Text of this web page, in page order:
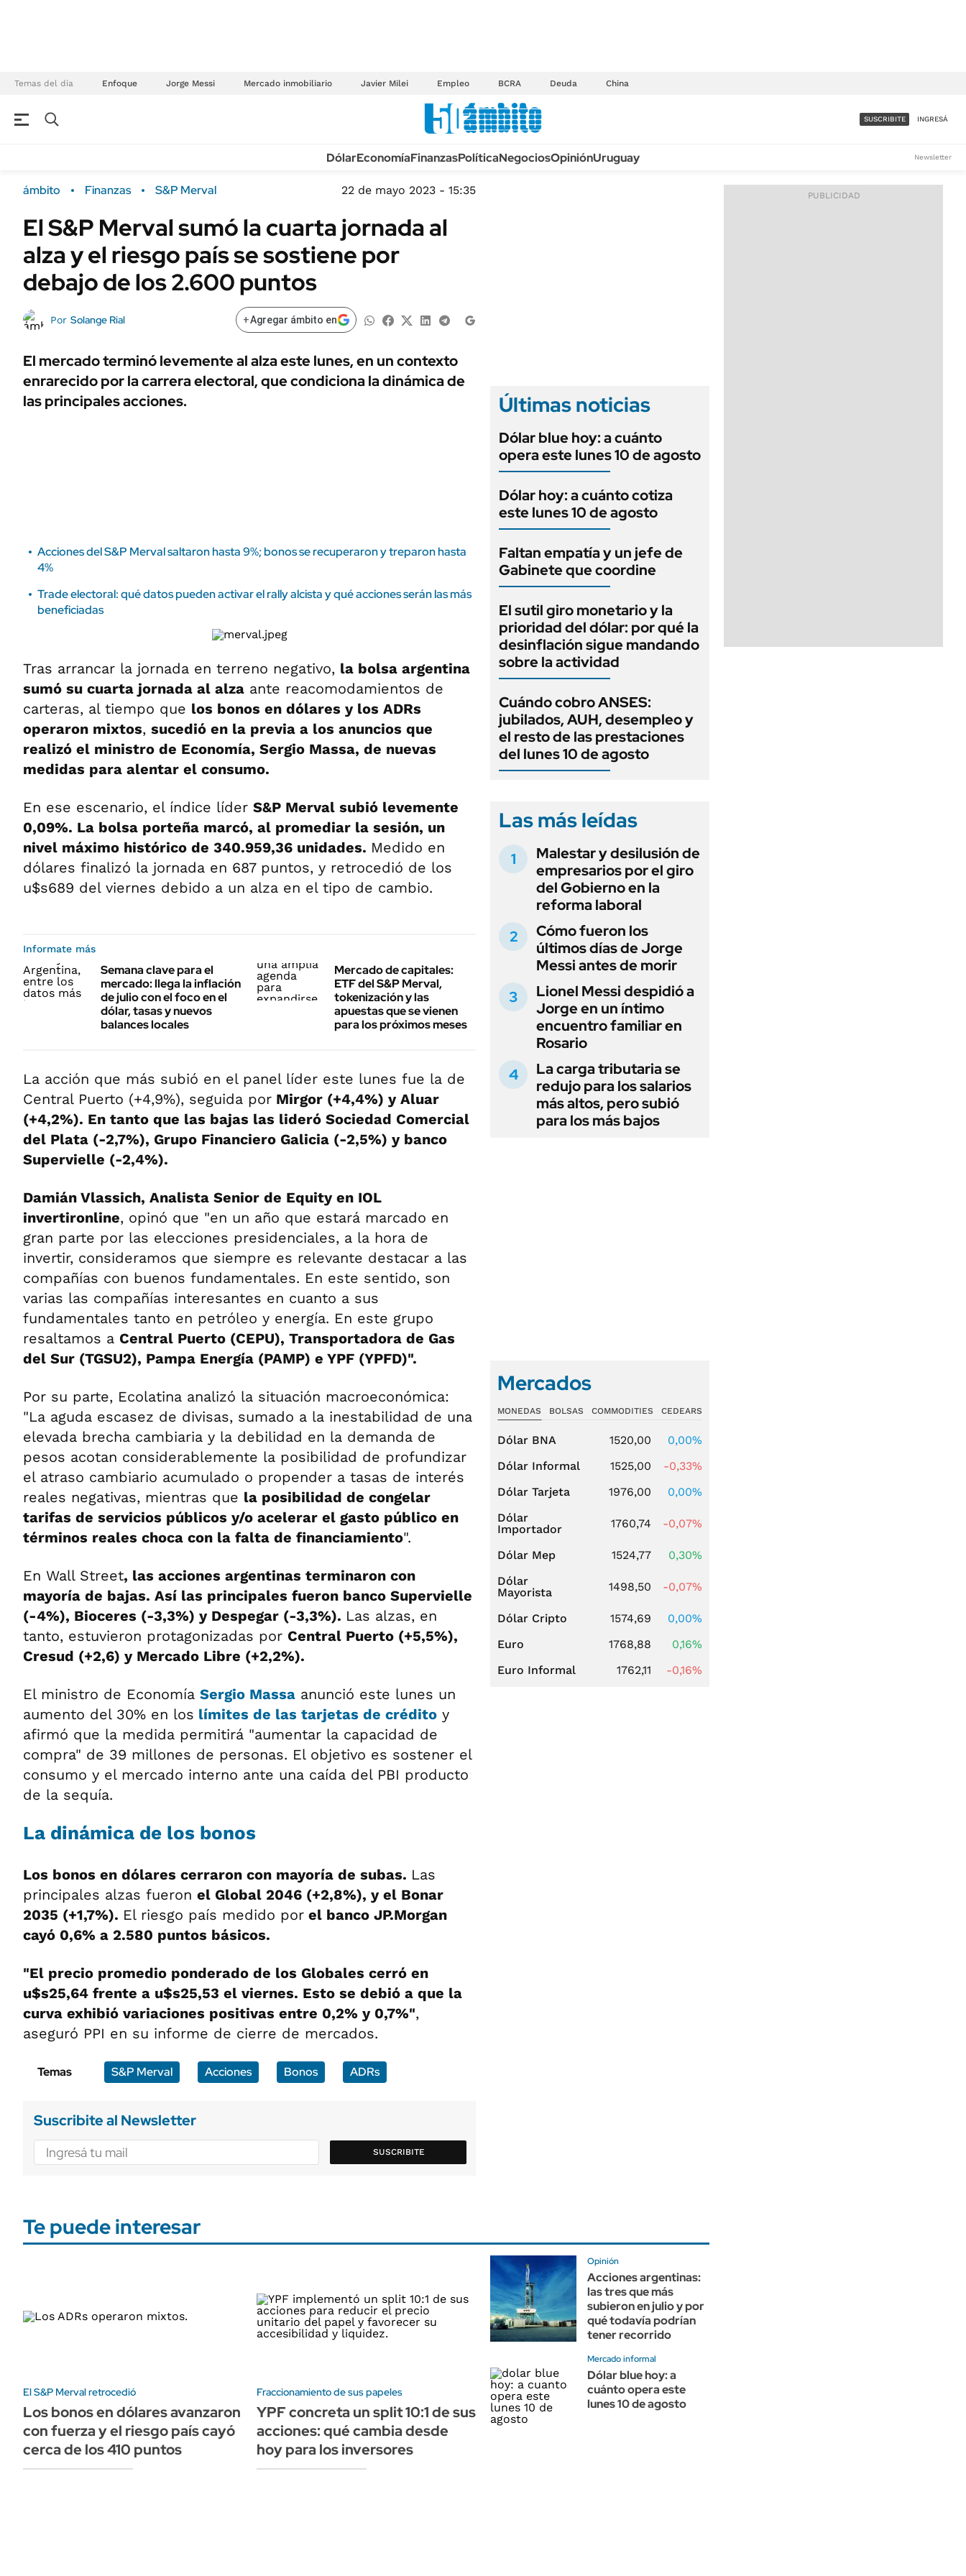
Temas del día Enfoque Jorge Messi Mercado inmobiliario Javier Milei Empleo BCRA Deuda China
Campo
FINANZAS
Dólar
ÁMBITO DEBATE
Sustentabilidad
Seguros
POLÍTICA
URUGUAY
TECNOLOGÍA
MÉXICO
MUNDO
INFORMACIÓN GENERAL
AUTOS
ACCESO FULL - $1.800/MES
SUSCRIBITE INGRESÁ
DólarEconomíaFinanzasPolíticaNegociosOpiniónUruguay Newsletter
ámbito Finanzas S&P Merval 22 de mayo 2023 - 15:35
El S&P Merval sumó la cuarta jornada al
alza y el riesgo país se sostiene por
debajo de los 2.600 puntos
Por Solange Rial +Agregar ámbito en
El mercado terminó levemente al alza este lunes, en un contexto
enrarecido por la carrera electoral, que condiciona la dinámica de
las principales acciones.
Acciones del S&P Merval saltaron hasta 9%; bonos se recuperaron y treparon hasta
4%
Trade electoral: qué datos pueden activar el rally alcista y qué acciones serán las más
beneficiadas
Tras arrancar la jornada en terreno negativo, la bolsa argentina
sumó su cuarta jornada al alza ante reacomodamientos de
carteras, al tiempo que los bonos en dólares y los ADRs
operaron mixtos, sucedió en la previa a los anuncios que
realizó el ministro de Economía, Sergio Massa, de nuevas
medidas para alentar el consumo.
En ese escenario, el índice líder S&P Merval subió levemente
0,09%. La bolsa porteña marcó, al promediar la sesión, un
nivel máximo histórico de 340.959,36 unidades. Medido en
dólares finalizó la jornada en 687 puntos, y retrocedió de los
u$s689 del viernes debido a un alza en el tipo de cambio.
Informate más
Semana clave para el
mercado: llega la inflación
de julio con el foco en el
dólar, tasas y nuevos
balances locales
Mercado de capitales:
ETF del S&P Merval,
tokenización y las
apuestas que se vienen
para los próximos meses
La acción que más subió en el panel líder este lunes fue la de
Central Puerto (+4,9%), seguida por Mirgor (+4,4%) y Aluar
(+4,2%). En tanto que las bajas las lideró Sociedad Comercial
del Plata (-2,7%), Grupo Financiero Galicia (-2,5%) y banco
Supervielle (-2,4%).
Damián Vlassich, Analista Senior de Equity en IOL
invertironline, opinó que "en un año que estará marcado en
gran parte por las elecciones presidenciales, a la hora de
invertir, consideramos que siempre es relevante destacar a las
compañías con buenos fundamentales. En este sentido, son
varias las compañías interesantes en cuanto a sus
fundamentales tanto en petróleo y energía. En este grupo
resaltamos a Central Puerto (CEPU), Transportadora de Gas
del Sur (TGSU2), Pampa Energía (PAMP) e YPF (YPFD)".
Por su parte, Ecolatina analizó la situación macroeconómica:
"La aguda escasez de divisas, sumado a la inestabilidad de una
elevada brecha cambiaria y la debilidad en la demanda de
pesos acotan considerablemente la posibilidad de profundizar
el atraso cambiario acumulado o propender a tasas de interés
reales negativas, mientras que la posibilidad de congelar
tarifas de servicios públicos y/o acelerar el gasto público en
términos reales choca con la falta de financiamiento".
En Wall Street, las acciones argentinas terminaron con
mayoría de bajas. Así las principales fueron banco Supervielle
(-4%), Bioceres (-3,3%) y Despegar (-3,3%). Las alzas, en
tanto, estuvieron protagonizadas por Central Puerto (+5,5%),
Cresud (+2,6) y Mercado Libre (+2,2%).
El ministro de Economía Sergio Massa anunció este lunes un
aumento del 30% en los límites de las tarjetas de crédito y
afirmó que la medida permitirá "aumentar la capacidad de
compra" de 39 millones de personas. El objetivo es sostener el
consumo y el mercado interno ante una caída del PBI producto
de la sequía.
La dinámica de los bonos
Los bonos en dólares cerraron con mayoría de subas. Las
principales alzas fueron el Global 2046 (+2,8%), y el Bonar
2035 (+1,7%). El riesgo país medido por el banco JP.Morgan
cayó 0,6% a 2.580 puntos básicos.
"El precio promedio ponderado de los Globales cerró en
u$s25,64 frente a u$s25,53 el viernes. Esto se debió a que la
curva exhibió variaciones positivas entre 0,2% y 0,7%",
aseguró PPI en su informe de cierre de mercados.
Temas S&P Merval Acciones Bonos ADRs
Suscribite al Newsletter
SUSCRIBITE
Últimas noticias
Dólar blue hoy: a cuánto
opera este lunes 10 de agosto
Dólar hoy: a cuánto cotiza
este lunes 10 de agosto
Faltan empatía y un jefe de
Gabinete que coordine
El sutil giro monetario y la
prioridad del dólar: por qué la
desinflación sigue mandando
sobre la actividad
Cuándo cobro ANSES:
jubilados, AUH, desempleo y
el resto de las prestaciones
del lunes 10 de agosto
Las más leídas
Malestar y desilusión de
empresarios por el giro
del Gobierno en la
reforma laboral
Cómo fueron los
últimos días de Jorge
Messi antes de morir
Lionel Messi despidió a
Jorge en un íntimo
encuentro familiar en
Rosario
La carga tributaria se
redujo para los salarios
más altos, pero subió
para los más bajos
Mercados
MONEDAS BOLSAS COMMODITIES CEDEARS
Dólar BNA 1520,00
0,00%
Dólar Informal
1525,00
-0,33%
Dólar Tarjeta
1976,00
0,00%
Dólar
Importador
1760,74 -0,07%
Dólar Mep 1524,77
0,30%
Dólar
Mayorista
1498,50 -0,07%
Dólar Cripto 1574,69
0,00%
Euro
1768,88
0,16%
Euro Informal
1762,11 -0,16%
Te puede interesar
El S&P Merval retrocedió
Los bonos en dólares avanzaron
con fuerza y el riesgo país cayó
cerca de los 410 puntos
Fraccionamiento de sus papeles
YPF concreta un split 10:1 de sus
acciones: qué cambia desde
hoy para los inversores
Opinión
Acciones argentinas:
las tres que más
subieron en julio y por
qué todavía podrían
tener recorrido
Mercado informal
Dólar blue hoy: a
cuánto opera este
lunes 10 de agosto